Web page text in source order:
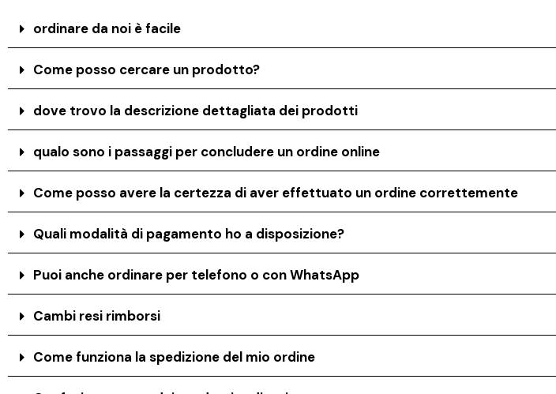
ordinare da noi è facile
Come posso cercare un prodotto?
dove trovo la descrizione dettagliata dei prodotti
qualo sono i passaggi per concludere un ordine online
Come posso avere la certezza di aver effettuato un ordine correttemente
Quali modalità di pagamento ho a disposizione?
Puoi anche ordinare per telefono o con WhatsApp
Cambi resi rimborsi
Come funziona la spedizione del mio ordine